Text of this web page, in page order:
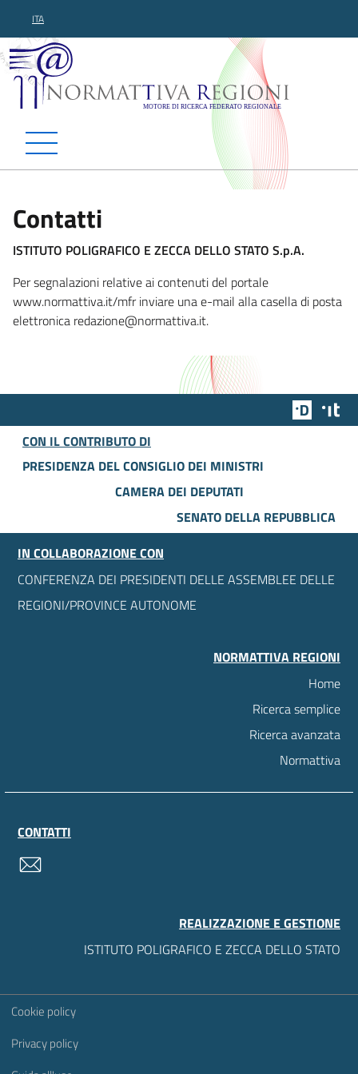
ITA
Normattiva Regioni -
Contatti
ISTITUTO POLIGRAFICO E ZECCA DELLO STATO S.p.A.
Per segnalazioni relative ai contenuti del portale
www.normattiva.it/mfr inviare una e-mail alla casella di posta
elettronica redazione@normattiva.it.
Team
CON IL CONTRIBUTO DI
PRESIDENZA DEL CONSIGLIO DEI MINISTRI
CAMERA DEI DEPUTATI
SENATO DELLA REPUBBLICA
IN COLLABORAZIONE CON
CONFERENZA DEI PRESIDENTI DELLE ASSEMBLEE DELLE
REGIONI/PROVINCE AUTONOME
NORMATTIVA REGIONI
Home
Ricerca semplice
Ricerca avanzata
Normattiva
CONTATTI
REALIZZAZIONE E GESTIONE
ISTITUTO POLIGRAFICO E ZECCA DELLO STATO
Sezione Link Utili
Cookie policy
Privacy policy